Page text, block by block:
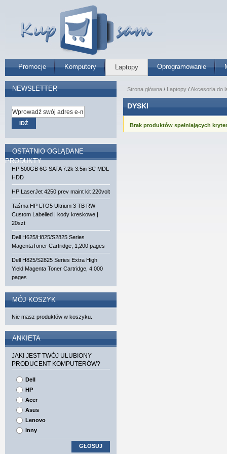
Promocje Komputery Laptopy Oprogramowanie
Strona główna / Laptopy /Akcesoria do
DYSKI
Brak produktów spełniających
NEWSLETTER
IDŹ
OSTATNIO OGLĄDANE
PRODUKTY
HP 500GB 6G SATA 7.2k 3.5in SC MDL
HDD
HP LaserJet 4250 prev maint kit 220volt
Taśma HP LTO5 Ultrium 3 TB RW
Custom Labelled | kody kreskowe |
20szt
Dell H625/H825/S2825 Series
MagentaToner Cartridge, 1,200 pages
Dell H825/S2825 Series Extra High
Yield Magenta Toner Cartridge, 4,000
pages
MÓJ KOSZYK
Nie masz produktów w koszyku.
ANKIETA
JAKI JEST TWÓJ ULUBIONY
PRODUCENT KOMPUTERÓW?
Dell
HP
Acer
Asus
Lenovo
inny
GŁOSUJ